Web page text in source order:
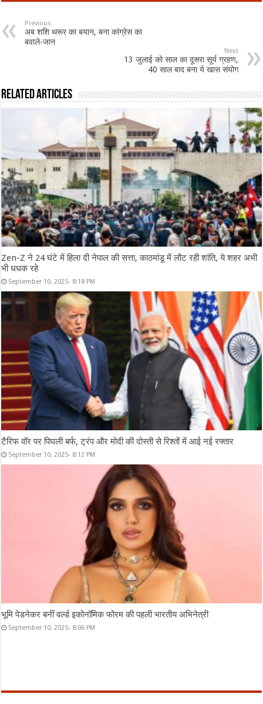
Previous
अब शशि थरूर का बयान, बना कांग्रेस का
बवाले-जान
Next
13 जुलाई को साल का दूसरा सूर्य ग्रहण,
40 साल बाद बना ये खास संयोग
Related Articles
Zen-Z ने 24 घंटे में हिला दी नेपाल की सत्ता, काठमांडू में लौट रही शांति, ये शहर अभी
भी धधक रहे
September 10, 2025- 8:18 PM
टैरिफ वॉर पर पिघली बर्फ, ट्रंप और मोदी की दोस्ती से रिश्तों में आई नई रफ्तार
September 10, 2025- 8:12 PM
भूमि पेडनेकर बनीं वर्ल्ड इकोनॉमिक फोरम की पहली भारतीय अभिनेत्री
September 10, 2025- 8:06 PM